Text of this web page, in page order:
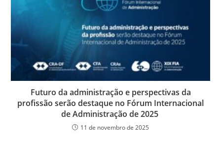
Futuro da administração e perspectivas da
profissão serão destaque no Fórum Internacional
de Administração de 2025
11 de novembro de 2025